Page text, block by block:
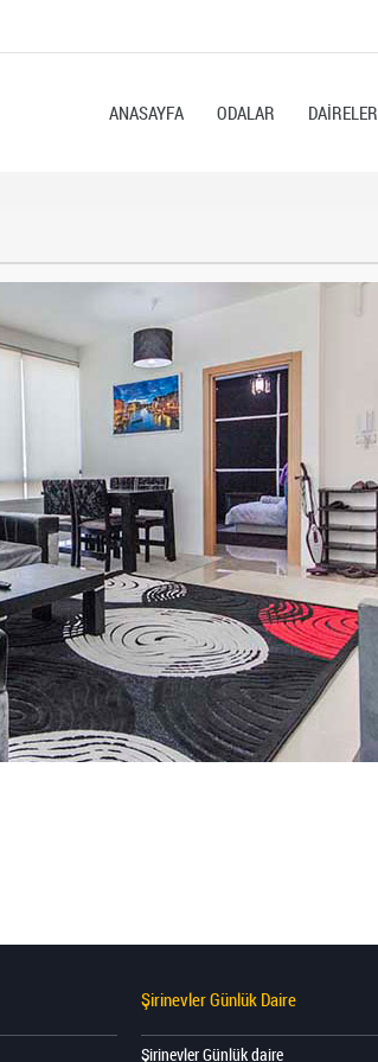
ANASAYFA ODALAR DAİRELER
Şirinevler Günlük Daire
Şirinevler Günlük daire